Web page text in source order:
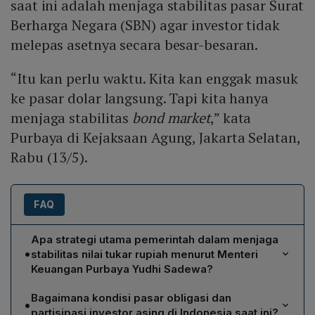
saat ini adalah menjaga stabilitas pasar Surat
Berharga Negara (SBN) agar investor tidak
melepas asetnya secara besar-besaran.
“Itu kan perlu waktu. Kita kan enggak masuk
ke pasar dolar langsung. Tapi kita hanya
menjaga stabilitas bond market,” kata
Purbaya di Kejaksaan Agung, Jakarta Selatan,
Rabu (13/5).
FAQ
•
Apa strategi utama pemerintah dalam menjaga
stabilitas nilai tukar rupiah menurut Menteri
Keuangan Purbaya Yudhi Sadewa?
Pemerintah fokus pada penguatan pasar obligasi
negara (bond market) dengan menjaga stabilitas Surat
•Bagaimana kondisi pasar obligasi dan